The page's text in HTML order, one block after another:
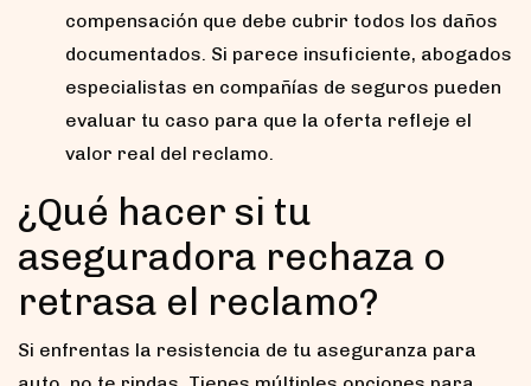
compensación que debe cubrir todos los daños
documentados. Si parece insuficiente, abogados
especialistas en compañías de seguros pueden
evaluar tu caso para que la oferta refleje el
valor real del reclamo.
¿Qué hacer si tu
aseguradora rechaza o
retrasa el reclamo?
Si enfrentas la resistencia de tu aseguranza para